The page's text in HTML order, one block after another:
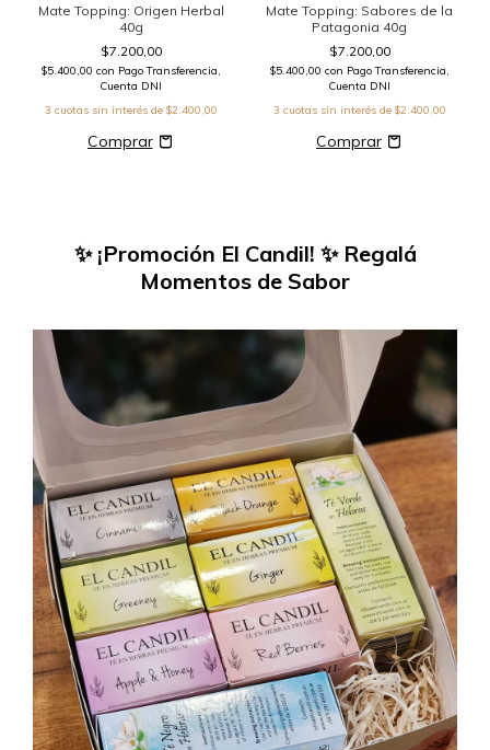
Mate Topping: Origen Herbal
40g
$7.200,00
$5.400,00 con Pago Transferencia,
Cuenta DNI
3 cuotas sin interés de $2.400,00
Mate Topping: Sabores de la
Patagonia 40g
$7.200,00
$5.400,00 con Pago Transferencia,
Cuenta DNI
3 cuotas sin interés de $2.400,00
✨ ¡Promoción El Candil! ✨ Regalá
Momentos de Sabor